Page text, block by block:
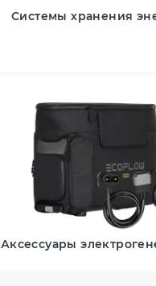
Системы хранения
Аксессуары